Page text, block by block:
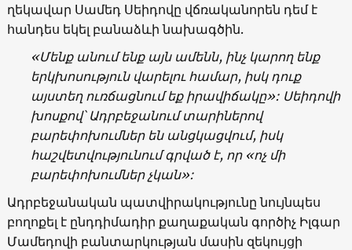
ղեկավար Սամեդ Սեիդովը վճռականորեն դեմ է
հանդես եկել բանաձևի նախագծին.
«Մենք անում ենք այն ամենն, ինչ կարող ենք
երկխոսություն վարելու համար, իսկ դուք
այստեղ ուռճացնում եք իրավիճակը»: Սեիդովի
խոսքով՝ Ադրբեջանում տարիներով
բարեփոխումներ են անցկացվում, իսկ
հաշվետվությունում գրված է, որ «ոչ մի
բարեփոխումներ չկան»:
Ադրբեջանական պատվիրակությունը նույնպես
բողոքել է ընդդիմադիր քաղաքական գործիչ Իլգար
Մամեդովի բանտարկության մասին զեկույցի